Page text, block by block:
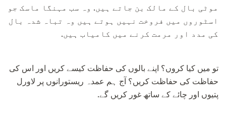
موٹی بال کے مالک بن جاتے ہیں. وہ سب مہنگا ماسک جو
اسٹوروں میں فروخت نہیں ہوتے ہیں وہ تباہ شدہ بال
کی مدد اور مرمت کرنے میں کامیاب ہیں.
تو میں کیا کروں؟ اپنے بالوں کی حفاظت کیسے کریں اور اس کی
حفاظت کی حفاظت کریں؟ آج ہم عمدہ ریستورانوں پر لاورل
پتیوں اور چائے کے ساتھ غور کریں گے.